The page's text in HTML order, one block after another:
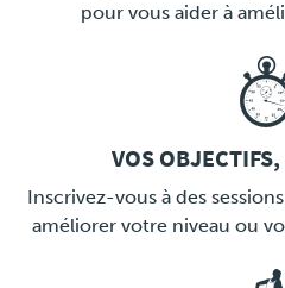
pour vous aider à
LINK
VOS
Inscrivez-vous à des
améliorer votre niveau ou